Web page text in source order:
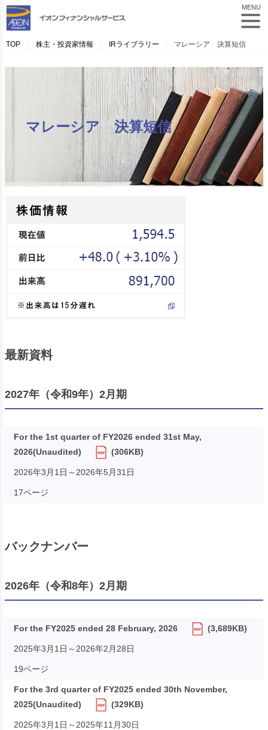
MENU
TOP 株主・投資家情報 IRライブラリー マレーシア 決算短信
マレーシア 決算短信
最新資料
2027年（令和9年）2月期
For the 1st quarter of FY2026 ended 31st May,
2026(Unaudited)
(306KB)
2026年3月1日～2026年5月31日
17ページ
バックナンバー
2026年（令和8年）2月期
For the FY2025 ended 28 February, 2026 (3,689KB)
2025年3月1日～2026年2月28日
19ページ
For the 3rd quarter of FY2025 ended 30th November,
2025(Unaudited)
(329KB)
2025年3月1日～2025年11月30日